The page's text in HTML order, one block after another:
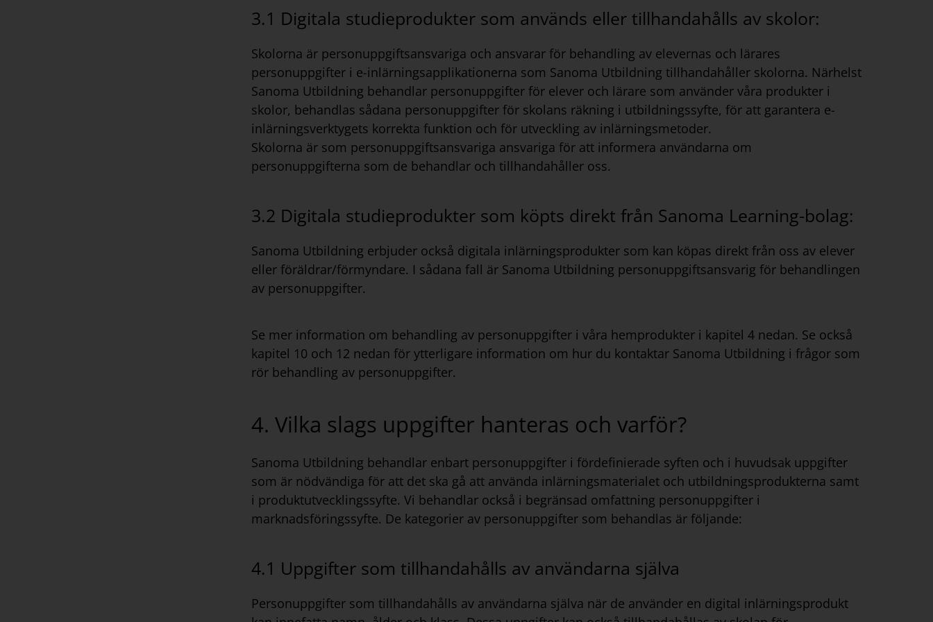
3.1 Digitala studieprodukter som används eller tillhandahålls av skolor:
Skolorna är personuppgiftsansvariga och ansvarar för behandling av elevernas och lärares
personuppgifter i e-inlärningsapplikationerna som Sanoma Utbildning tillhandahåller skolorna. Närhelst
Sanoma Utbildning behandlar personuppgifter för elever och lärare som använder våra produkter i
skolor, behandlas sådana personuppgifter för skolans räkning i utbildningssyfte, för att garantera e-
inlärningsverktygets korrekta funktion och för utveckling av inlärningsmetoder.
Skolorna är som personuppgiftsansvariga ansvariga för att informera användarna om
personuppgifterna som de behandlar och tillhandahåller oss.
3.2 Digitala studieprodukter som köpts direkt från Sanoma Learning-bolag:
Sanoma Utbildning erbjuder också digitala inlärningsprodukter som kan köpas direkt från oss av elever
eller föräldrar/förmyndare. I sådana fall är Sanoma Utbildning personuppgiftsansvarig för behandlingen
av personuppgifter.
Se mer information om behandling av personuppgifter i våra hemprodukter i kapitel 4 nedan. Se också
kapitel 10 och 12 nedan för ytterligare information om hur du kontaktar Sanoma Utbildning i frågor som
rör behandling av personuppgifter.
4. Vilka slags uppgifter hanteras och varför?
Sanoma Utbildning behandlar enbart personuppgifter i fördefinierade syften och i huvudsak uppgifter
som är nödvändiga för att det ska gå att använda inlärningsmaterialet och utbildningsprodukterna samt
i produktutvecklingssyfte. Vi behandlar också i begränsad omfattning personuppgifter i
marknadsföringssyfte. De kategorier av personuppgifter som behandlas är följande:
4.1 Uppgifter som tillhandahålls av användarna själva
Personuppgifter som tillhandahålls av användarna själva när de använder en digital inlärningsprodukt